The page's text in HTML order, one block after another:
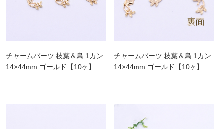
チャームパーツ 枝葉＆鳥 1カン
14×44mm ゴールド【10ヶ】
チャームパーツ 枝葉＆鳥 1カン
14×44mm ゴールド【10ヶ】